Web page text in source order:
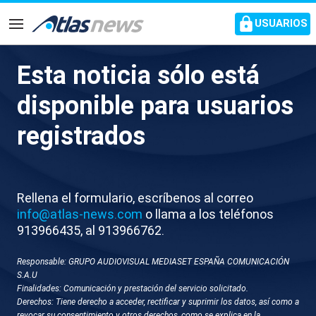
common.go-to-content
Navegación
USUARIOS
D033-MALLORCA ENTRENO
SELECCION FEMENINA
Esta noticia sólo está
disponible para usuarios
registrados
Rellena el formulario, escríbenos al correo
info@atlas-news.com o llama a los teléfonos
913966435, al 913966762.
Responsable: GRUPO AUDIOVISUAL MEDIASET ESPAÑA COMUNICACIÓN
S.A.U
Finalidades: Comunicación y prestación del servicio solicitado.
Derechos: Tiene derecho a acceder, rectificar y suprimir los datos, así como a
07 de junio 2026 - 19:29